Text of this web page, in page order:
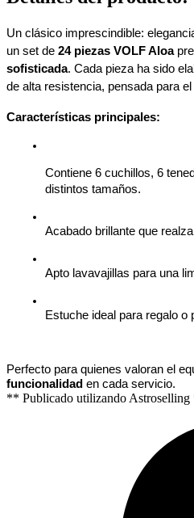
Un clásico imprescindible:
un set de 24 piezas VOLF Aloa
sofisticada. Cada pieza ha sido
de alta resistencia, pensada para
Características principales:
Contiene 6 cuchillos, 6
distintos tamaños.
Acabado brillante que
Apto lavavajillas para una
Estuche ideal para regalo o
Perfecto para quienes valoran el
funcionalidad en cada servicio.
** Publicado utilizando